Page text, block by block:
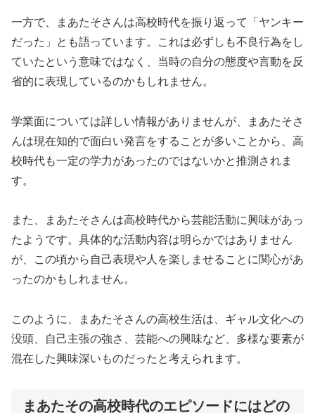
一方で、まあたそさんは高校時代を振り返って「ヤンキー
だった」とも語っています。これは必ずしも不良行為をし
ていたという意味ではなく、当時の自分の態度や言動を反
省的に表現しているのかもしれません。
学業面については詳しい情報がありませんが、まあたそさ
んは現在知的で面白い発言をすることが多いことから、高
校時代も一定の学力があったのではないかと推測されま
す。
また、まあたそさんは高校時代から芸能活動に興味があっ
たようです。具体的な活動内容は明らかではありません
が、この頃から自己表現や人を楽しませることに関心があ
ったのかもしれません。
このように、まあたそさんの高校生活は、ギャル文化への
没頭、自己主張の強さ、芸能への興味など、多様な要素が
混在した興味深いものだったと考えられます。
まあたその高校時代のエピソードにはどの